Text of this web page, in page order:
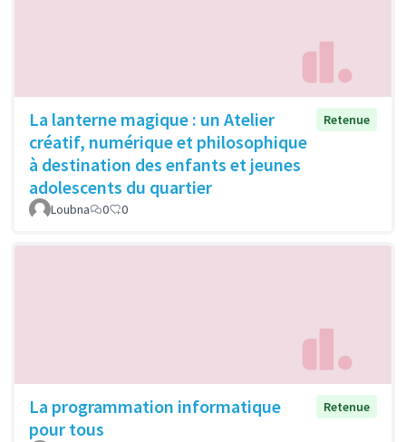
La lanterne magique : un Atelier
créatif, numérique et philosophique
à destination des enfants et jeunes
adolescents du quartier
Retenue
Loubna 0 0
La programmation informatique
pour tous
Retenue